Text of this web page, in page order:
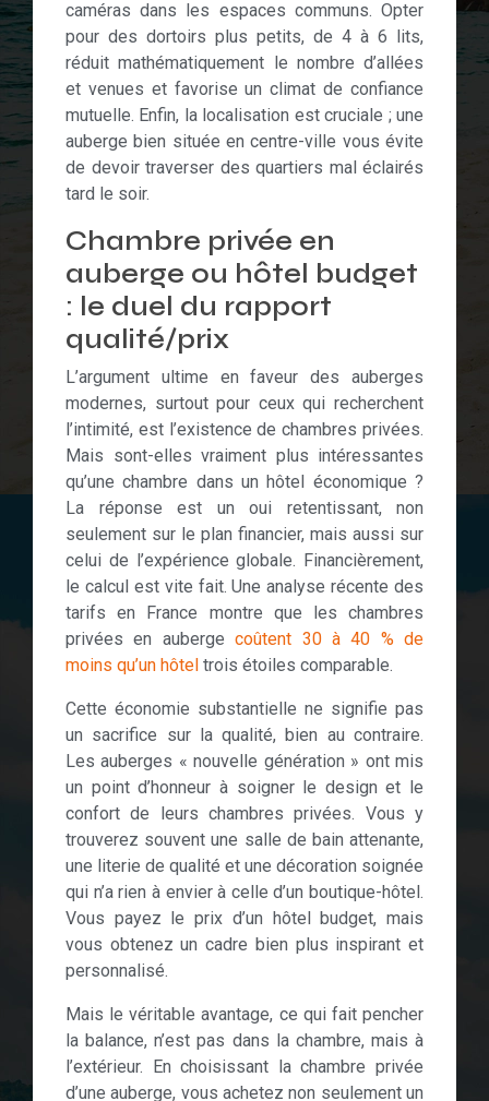
caméras dans les espaces communs. Opter
pour des dortoirs plus petits, de 4 à 6 lits,
réduit mathématiquement le nombre d’allées
et venues et favorise un climat de confiance
mutuelle. Enfin, la localisation est cruciale ; une
auberge bien située en centre-ville vous évite
de devoir traverser des quartiers mal éclairés
tard le soir.
Chambre privée en
auberge ou hôtel budget
: le duel du rapport
qualité/prix
L’argument ultime en faveur des auberges
modernes, surtout pour ceux qui recherchent
l’intimité, est l’existence de chambres privées.
Mais sont-elles vraiment plus intéressantes
qu’une chambre dans un hôtel économique ?
La réponse est un oui retentissant, non
seulement sur le plan financier, mais aussi sur
celui de l’expérience globale. Financièrement,
le calcul est vite fait. Une analyse récente des
tarifs en France montre que les chambres
privées en aubergecoûtent 30 à 40 % de
moins qu’un hôtel trois étoiles comparable.
Cette économie substantielle ne signifie pas
un sacrifice sur la qualité, bien au contraire.
Les auberges « nouvelle génération » ont mis
un point d’honneur à soigner le design et le
confort de leurs chambres privées. Vous y
trouverez souvent une salle de bain attenante,
une literie de qualité et une décoration soignée
qui n’a rien à envier à celle d’un boutique-hôtel.
Vous payez le prix d’un hôtel budget, mais
vous obtenez un cadre bien plus inspirant et
personnalisé.
Mais le véritable avantage, ce qui fait pencher
la balance, n’est pas dans la chambre, mais à
l’extérieur. En choisissant la chambre privée
d’une auberge, vous achetez non seulement un